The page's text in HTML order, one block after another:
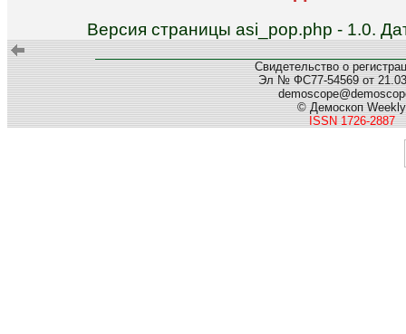
Версия страницы asi_pop.php - 1.0.
Свидетельство о
Эл № ФС77-54569 от
© Демоскоп Weekly
ISSN 1726-2887